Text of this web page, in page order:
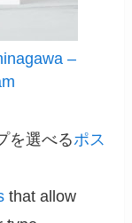
–
を選べるポス
that allow